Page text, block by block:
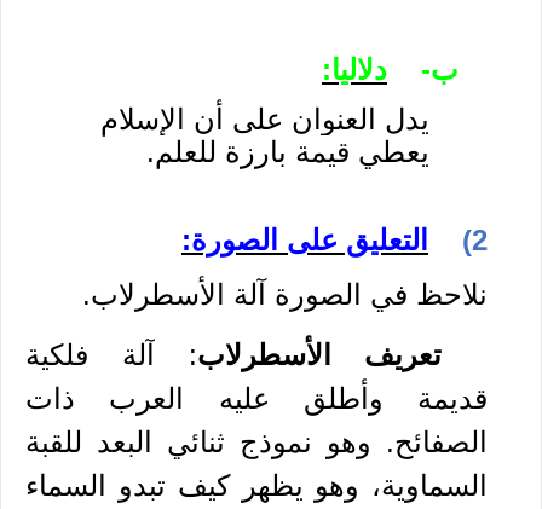
ب‌-
دلاليا:
يدل العنوان على أن الإسلام
يعطي قيمة بارزة للعلم.
2)
التعليق على الصورة:
نلاحظ في الصورة آلة الأسطرلاب.
تعريف الأسطرلاب: آلة فلكية
قديمة وأطلق عليه العرب
ذات
الصفائح. وهو نموذج ثنائي البعد للقبة
السماوية، وهو يظهر كيف تبدو السماء